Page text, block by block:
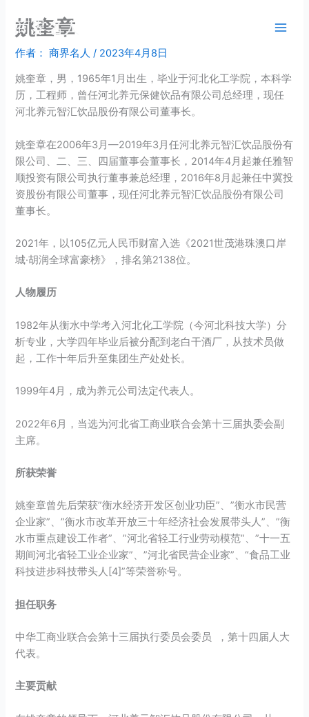
商界名人
姚奎章
作者： 商界名人/ 2023年4月8日
姚奎章，男，1965年1月出生，毕业于河北化工学院，本科学
历，工程师，曾任河北养元保健饮品有限公司总经理，现任
河北养元智汇饮品股份有限公司董事长。
姚奎章在2006年3月—2019年3月任河北养元智汇饮品股份有
限公司、二、三、四届董事会董事长，2014年4月起兼任雅智
顺投资有限公司执行董事兼总经理，2016年8月起兼任中冀投
资股份有限公司董事，现任河北养元智汇饮品股份有限公司
董事长。
2021年，以105亿元人民币财富入选《2021世茂港珠澳口岸
城·胡润全球富豪榜》，排名第2138位。
人物履历
1982年从衡水中学考入河北化工学院（今河北科技大学）分
析专业，大学四年毕业后被分配到老白干酒厂，从技术员做
起，工作十年后升至集团生产处处长。
1999年4月，成为养元公司法定代表人。
2022年6月，当选为河北省工商业联合会第十三届执委会副
主席。
所获荣誉
姚奎章曾先后荣获”衡水经济开发区创业功臣”、”衡水市民营
企业家”、”衡水市改革开放三十年经济社会发展带头人”、”衡
水市重点建设工作者”、”河北省轻工行业劳动模范”、”十一五
期间河北省轻工业企业家”、”河北省民营企业家”、“食品工业
科技进步科技带头人[4]”等荣誉称号。
担任职务
中华工商业联合会第十三届执行委员会委员 ，第十四届人大
代表。
主要贡献